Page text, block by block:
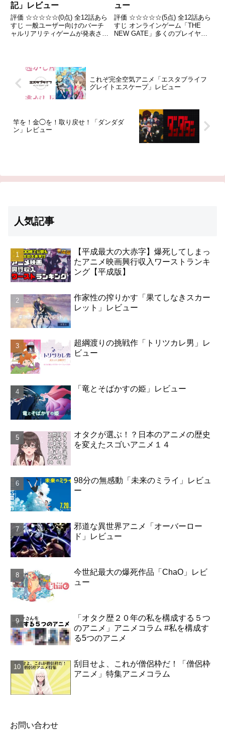
記」レビュー
評価 ☆☆☆☆☆(0点) 全12話あら
すじ 一般ユーザー向けのバーチ
ャルリアリティゲームが発表さ
ア」。その世界で、「アース」と
いう名の青年として自由気ままに
活...
ュー
評価 ☆☆☆☆☆(5点) 全12話あら
すじ オンラインゲーム「THE
NEW GATE」多くのプレイヤー
これぞ完全空気アニメ「エスタブライフ
グレイトエスケープ」レビュー
竿を！金◯を！取り戻せ！「ダンダダ
ン」レビュー
人気記事
【平成最大の大赤字】爆死してしまっ
たアニメ映画興行収入ワーストランキ
ング【平成版】
作家性の搾りかす「果てしなきスカー
レット」レビュー
超綱渡りの挑戦作「トリツカレ男」レ
ビュー
「竜とそばかすの姫」レビュー
オタクが選ぶ！？日本のアニメの歴史
を変えたスゴいアニメ１４
98分の無感動「未来のミライ」レビュ
ー
邪道な異世界アニメ「オーバーロー
ド」レビュー
今世紀最大の爆死作品「ChaO」レビ
ュー
「オタク歴２０年の私を構成する５つ
のアニメ」アニメコラム #私を構成す
る5つのアニメ
刮目せよ、これが僧侶枠だ！「僧侶枠
アニメ」特集アニメコラム
お問い合わせ